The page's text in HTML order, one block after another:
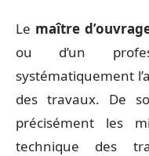
Le maître
ou d’un
systématiquement
des travaux. De
précisément les
technique des